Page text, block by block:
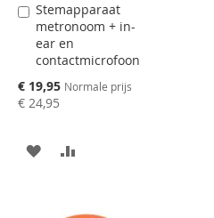
Stemapparaat
metronoom + in-
ear en
contactmicrofoon
Speciale
prijs
€ 19,95 Normale prijs
€ 24,95
Aan
winkelwagen
toevoegen
AAN
TOEVOEGEN
OM